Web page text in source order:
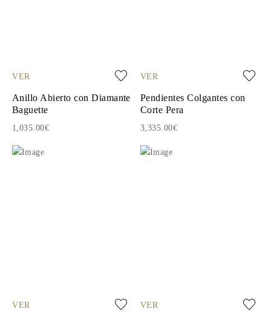
VER
Anillo Abierto con Diamante
Baguette
1,035.00€
VER
Pendientes Colgantes con
Corte Pera
3,335.00€
VER VER